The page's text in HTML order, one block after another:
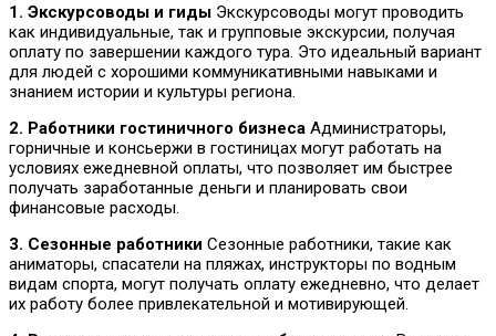
1. Экскурсоводы и гиды Экскурсоводы могут проводить
как индивидуальные, так и групповые экскурсии, получая
оплату по завершении каждого тура. Это идеальный вариант
для людей с хорошими коммуникативными навыками и
знанием истории и культуры региона.
2. Работники гостиничного бизнеса Администраторы,
горничные и консьержи в гостиницах могут работать на
условиях ежедневной оплаты, что позволяет им быстрее
получать заработанные деньги и планировать свои
финансовые расходы.
3. Сезонные работники Сезонные работники, такие как
аниматоры, спасатели на пляжах, инструкторы по водным
видам спорта, могут получать оплату ежедневно, что делает
их работу более привлекательной и мотивирующей.